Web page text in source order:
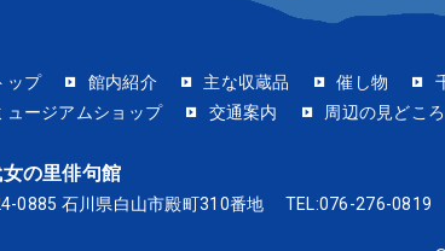
ップ 館内紹介 主な収蔵品 催し物
ュージアムショップ
交通案内 周辺の見どころ
の里俳句館
0885 石川県白山市殿町310番地 TEL:076-276-0819